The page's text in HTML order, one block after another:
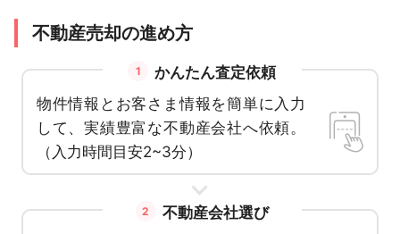
不動産売却の進め方
1
かんたん査定依頼
物件情報とお客さま情報を簡単に入力
して、実績豊富な不動産会社へ依頼。
（入力時間目安2~3分）
2
不動産会社選び